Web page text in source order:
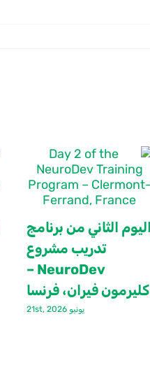
اليوم الثاني من برنامج
تدريب مشروع
NeuroDev –
كليرمون فيران، فرنسا
يونيو 21st, 2026